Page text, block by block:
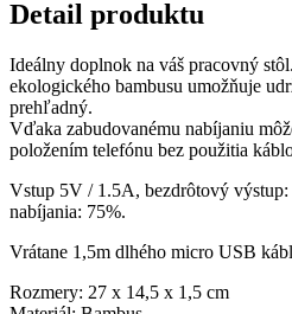
Detail produktu
Ideálny doplnok na váš pracovný
ekologického bambusu umožňuje
prehľadný.
Vďaka zabudovanému nabíjaniu
položením telefónu bez použitia
Vstup 5V / 1.5A, bezdrôtový
nabíjania: 75%.
Vrátane 1,5m dlhého micro USB
Rozmery: 27 x 14,5 x 1,5 cm